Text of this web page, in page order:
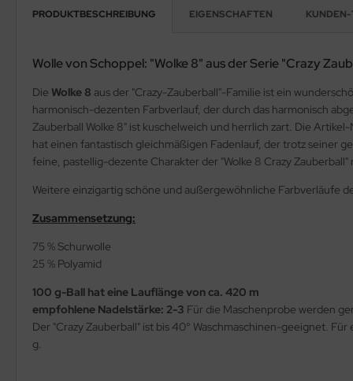
PRODUKTBESCHREIBUNG EIGENSCHAFTEN
Wolle von Schoppel: "Wolke 8" aus der Serie "Crazy
Die Wolke 8 aus der "Crazy-Zauberball"-Familie ist ein
harmonisch-dezenten Farbverlauf, der durch das harmonisch
Zauberball Wolke 8" ist kuschelweich und herrlich zart. Die
hat einen fantastisch gleichmäßigen Fadenlauf, der trotz seiner
feine, pastellig-dezente Charakter der "Wolke 8 Crazy
Weitere einzigartig schöne und außergewöhnliche Farbverläufe
Zusammensetzung:
75 % Schurwolle
25 % Polyamid
100 g-Ball hat eine Lauflänge von ca. 420 m
empfohlene Nadelstärke: 2-3 Für die Maschenprobe werden
Der "Crazy Zauberball" ist bis 40° Waschmaschinen-geeignet.
g.